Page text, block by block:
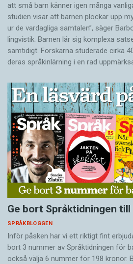
att små barn känner igen många
studien visar att barnen plockar upp
ur de vardagliga samtalen”, säger
lingvistik. Barnen lär sig komplexa
samtidigt. Forskarna studerade cirka
deras språkinlärning i en rad
Ge bort Språktidningen till
SPRÅKBLOGGEN
Inför påsken har vi ett riktigt fint
bort 3 nummer av Språktidningen för
också välja 6 nummer för 198 kronor.